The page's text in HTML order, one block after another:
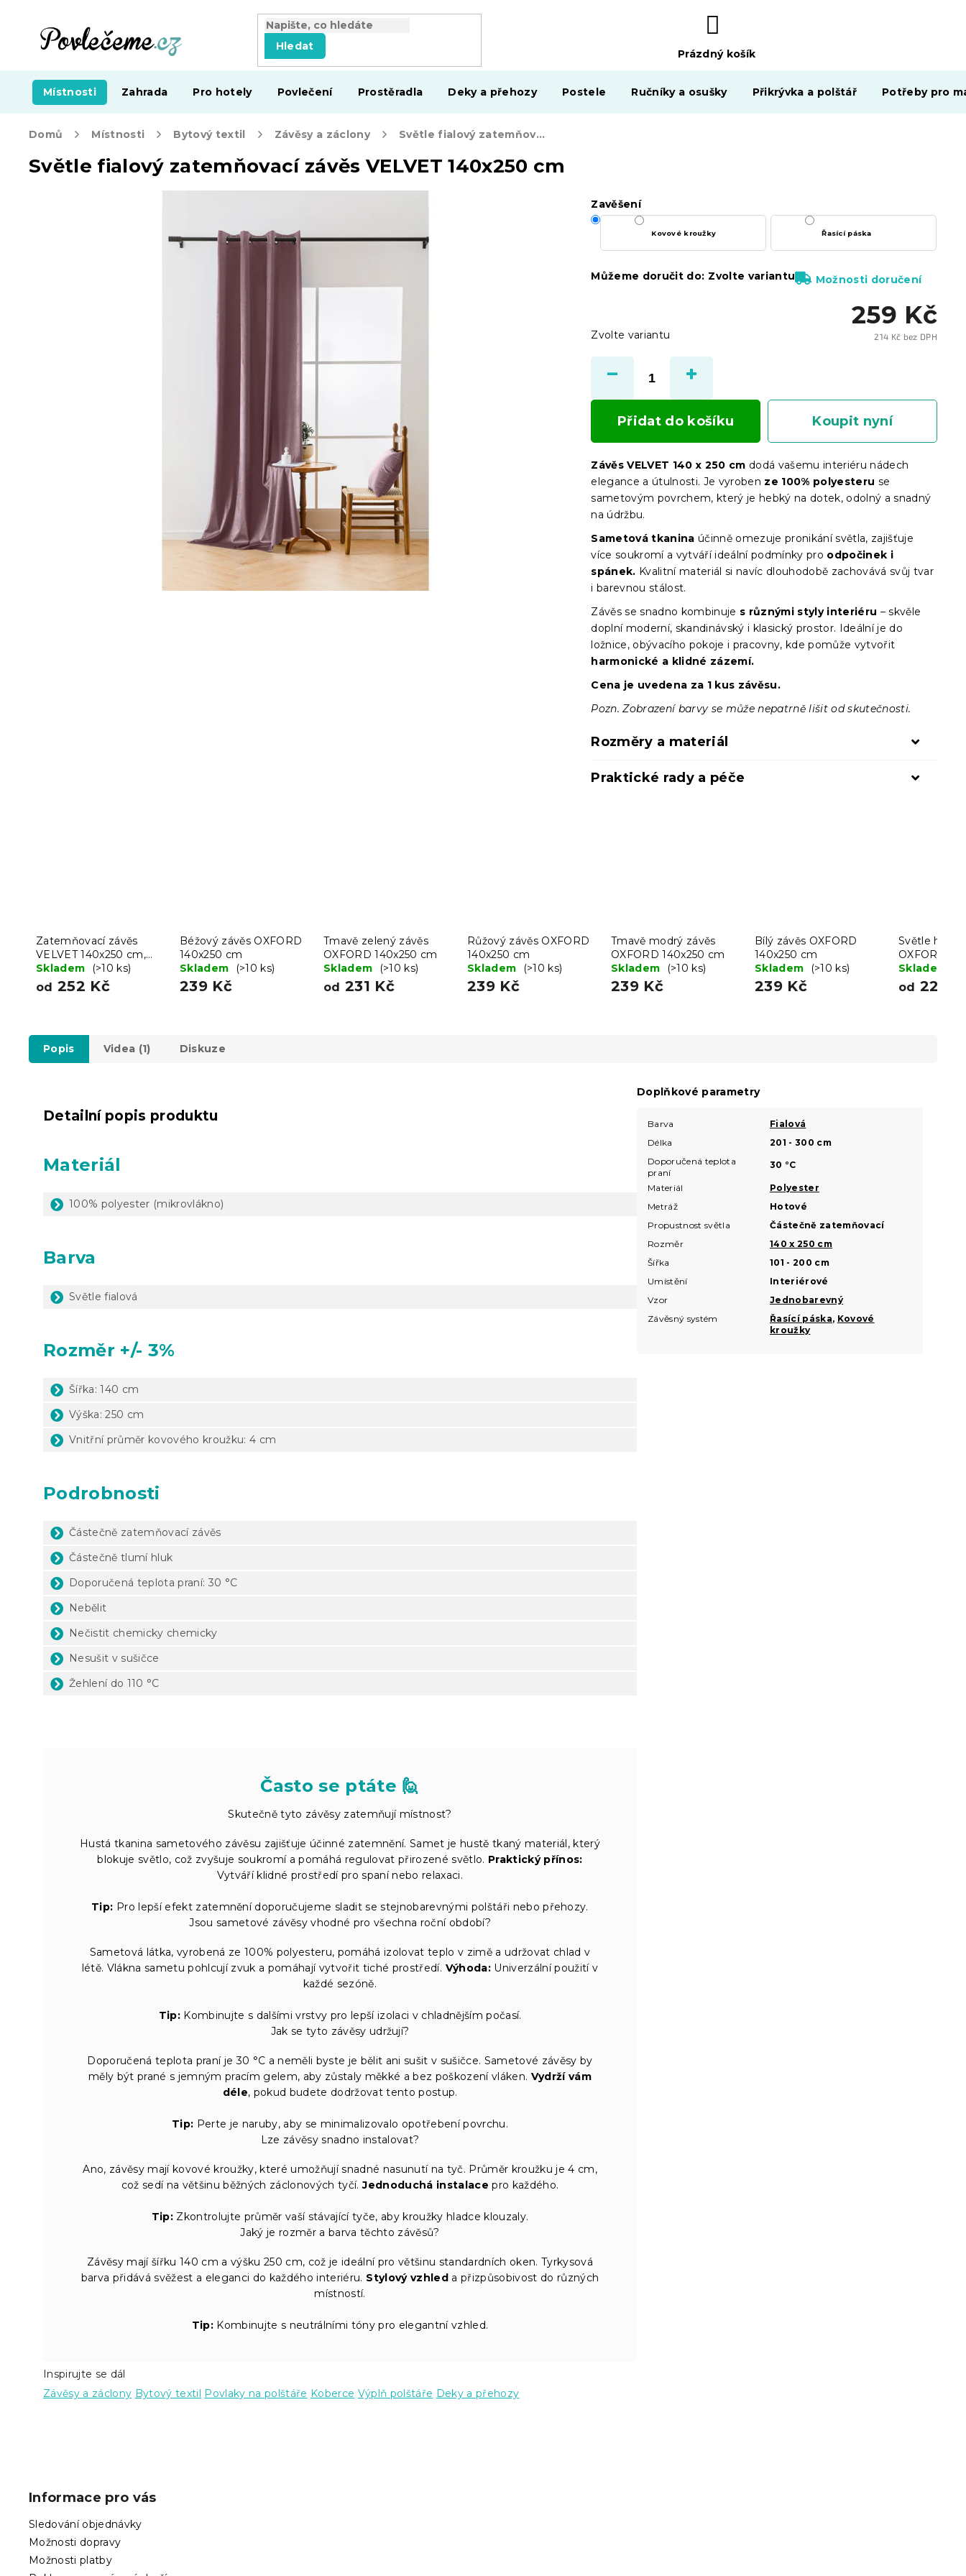
Hledat
NÁKUPNÍ
KOŠÍK
Prázdný košík
Místnosti Zahrada Pro hotely Povlečení Prostěradla Deky a přehozy Postele Ručníky a osušky Přikrývka a polštář Potřeby pro
Domů Místnosti Bytový textil Závěsy a záclony Světle fialový zatemňovací závěs VELVET 140x250 cm
Světle fialový zatemňovací závěs VELVET 140x250 cm
259 Kč
214 Kč bez DPH
Zvolte variantu
Zavěšení
Kovové kroužky Řasící páska
Můžeme doručit do: Zvolte variantu Možnosti doručení
Přidat do košíku Koupit nyní
Závěs VELVET 140 x 250 cm dodá vašemu interiéru nádech
elegance a útulnosti. Je vyroben ze 100% polyesteru se
sametovým povrchem, který je hebký na dotek, odolný a snadný
na údržbu.
Sametová tkanina účinně omezuje pronikání světla, zajišťuje
více soukromí a vytváří ideální podmínky pro odpočinek i
spánek. Kvalitní materiál si navíc dlouhodobě zachovává svůj tvar
i barevnou stálost.
Závěs se snadno kombinuje s různými styly interiéru – skvěle
doplní moderní, skandinávský i klasický prostor. Ideální je do
ložnice, obývacího pokoje i pracovny, kde pomůže vytvořit
harmonické a klidné zázemí.
Cena je uvedena za 1 kus závěsu.
Pozn. Zobrazení barvy se může nepatrně lišit od skutečnosti.
Rozměry a materiál
Praktické rady a péče
Zatemňovací závěs
VELVET 140x250 cm,
tyrkysový
Skladem (>10 ks)
od 252 Kč
Béžový závěs OXFORD
140x250 cm
Skladem
(>10 ks)
239 Kč
Tmavě zelený závěs
OXFORD 140x250 cm
Skladem
(>10 ks)
od 231 Kč
Růžový závěs OXFORD
140x250 cm
Skladem
(>10 ks)
239 Kč
Tmavě modrý závěs
OXFORD 140x250 cm
Skladem
(>10 ks)
239 Kč
Bílý závěs OXFORD
140x250 cm
Skladem
(>10 ks)
239 Kč
Světle
OXFORD
Skladem
od 224
Popis Videa (1) Diskuze
Detailní popis produktu
Materiál
100% polyester (mikrovlákno)
Barva
Světle fialová
Rozměr +/- 3%
Šířka: 140 cm
Výška: 250 cm
Vnitřní průměr kovového kroužku: 4 cm
Podrobnosti
Částečně zatemňovací závěs
Částečně tlumí hluk
Doporučená teplota praní: 30 °C
Nebělit
Nečistit chemicky chemicky
Nesušit v sušičce
Žehlení do 110 °C
Často se ptáte 🙋
Skutečně tyto závěsy zatemňují místnost?
Hustá tkanina sametového závěsu zajišťuje účinné zatemnění. Samet je hustě tkaný materiál, který
blokuje světlo, což zvyšuje soukromí a pomáhá regulovat přirozené světlo. Praktický přínos:
Vytváří klidné prostředí pro spaní nebo relaxaci.
Tip: Pro lepší efekt zatemnění doporučujeme sladit se stejnobarevnými polštáři nebo přehozy.
Jsou sametové závěsy vhodné pro všechna roční období?
Sametová látka, vyrobená ze 100% polyesteru, pomáhá izolovat teplo v zimě a udržovat chlad v
létě. Vlákna sametu pohlcují zvuk a pomáhají vytvořit tiché prostředí. Výhoda:Univerzální použití v
každé sezóně.
Tip:Kombinujte s dalšími vrstvy pro lepší izolaci v chladnějším počasí.
Jak se tyto závěsy udržují?
Doporučená teplota praní je 30 °C a neměli byste je bělit ani sušit v sušičce. Sametové závěsy by
měly být prané s jemným pracím gelem, aby zůstaly měkké a bez poškození vláken. Vydrží vám
déle, pokud budete dodržovat tento postup.
Tip: Perte je naruby, aby se minimalizovalo opotřebení povrchu.
Lze závěsy snadno instalovat?
Ano, závěsy mají kovové kroužky, které umožňují snadné nasunutí na tyč. Průměr kroužku je 4 cm,
což sedí na většinu běžných záclonových tyčí.Jednoduchá instalace pro každého.
Tip: Zkontrolujte průměr vaší stávající tyče, aby kroužky hladce klouzaly.
Jaký je rozměr a barva těchto závěsů?
Závěsy mají šířku 140 cm a výšku 250 cm, což je ideální pro většinu standardních oken. Tyrkysová
barva přidává svěžest a eleganci do každého interiéru. Stylový vzhleda přizpůsobivost do různých
místností.
Tip: Kombinujte s neutrálními tóny pro elegantní vzhled.
Inspirujte se dál
Závěsy a záclony Bytový textil Povlaky na polštáře Koberce Výplň polštáře Deky a přehozy
Doplňkové parametry
Barva
Fialová
Délka
201 - 300 cm
Doporučená teplota
praní
30 °C
Materiál
Polyester
Metráž
Hotové
Propustnost světla
Částečně zatemňovací
Rozměr
140 x 250 cm
Šířka
101 - 200 cm
Umístění
Interiérové
Vzor
Jednobarevný
Závěsný systém
Řasící páska, Kovové
kroužky
Informace pro vás
Sledování objednávky
Možnosti dopravy
Možnosti platby